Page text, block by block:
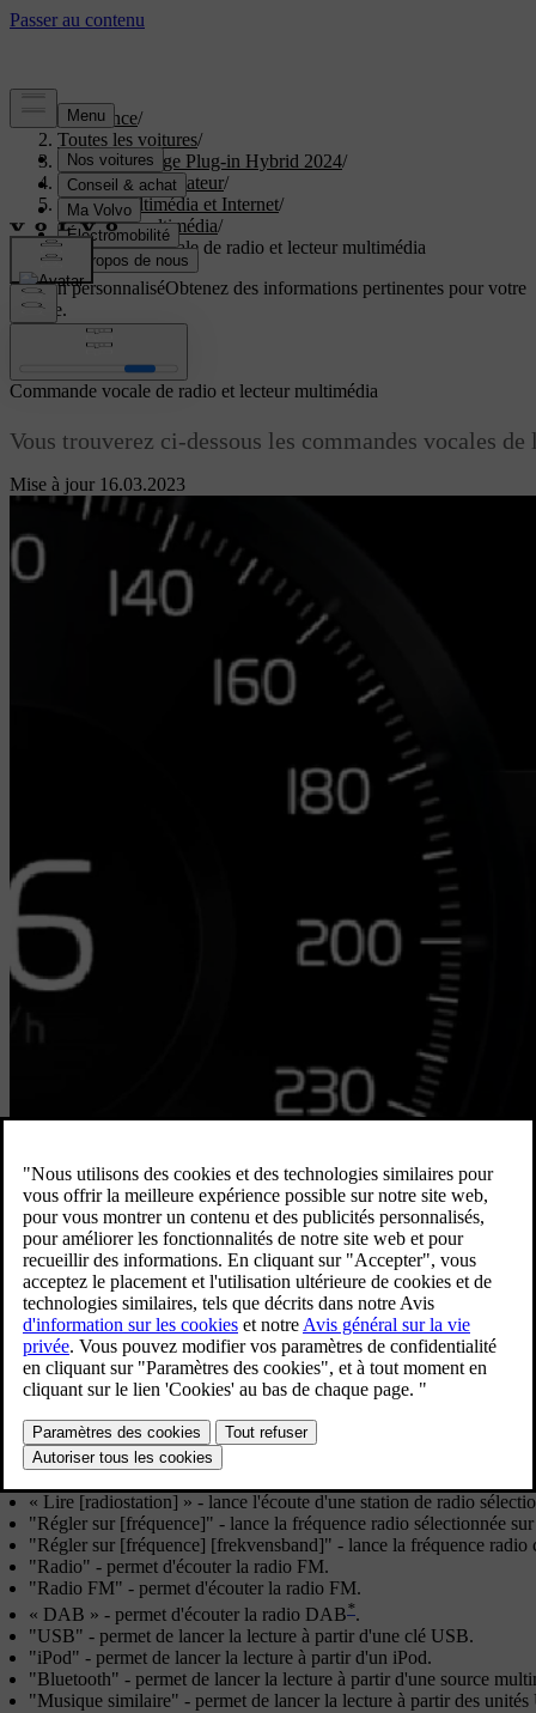
Assistance/
Toutes les voitures/
XC40 Recharge Plug-in Hybrid 2024/
Manuel de l'utilisateur/
Audio, multimédia et Internet/
Lecteur multimédia/
Commande vocale de radio et lecteur multimédia
Soutien personnaliséObtenez des informations pertinentes pour votre
voiture.
Connexion
Mise à jour 16.03.2023
Commande vocale de radio et lecteur multimédia
Vous trouverez ci-dessous les commandes vocales
Appuyez sur et dites l'une des commandes suivantes :
"Médias" - permet de lancer un dialogue pour la source et la radio
"Lire [artist]" - lance la lecture d'un artiste sélectionné.
"Lire [låttitel] " - lance la lecture d'un titre sélectionné.
« Lire [radiostation] » - lance l'écoute d'une station de radio
"Régler sur [fréquence]" - lance la fréquence radio sélectionnée
"Régler sur [fréquence] [frekvensband]" - lance la fréquence radio
"Radio" - permet d'écouter la radio FM.
"Radio FM" - permet d'écouter la radio FM.
« DAB » - permet d'écouter la radio DAB*.
"USB" - permet de lancer la lecture à partir d'une clé USB.
"iPod" - permet de lancer la lecture à partir d'un iPod.
"Bluetooth" - permet de lancer la lecture à partir d'une source
"Musique similaire" - permet de lancer la lecture à partir des